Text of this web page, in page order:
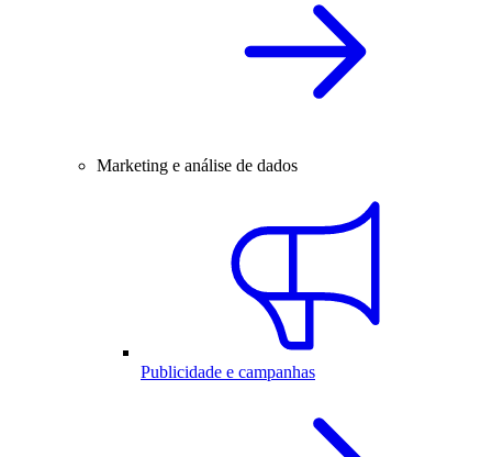
Marketing e análise de dados
Publicidade e campanhas